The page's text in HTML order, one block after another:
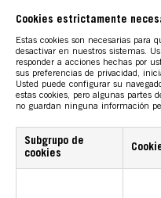
Cookies estrictamente
Estas cookies son necesarias para
desactivar en nuestros sistemas.
responder a acciones hechas por
sus preferencias de privacidad,
Usted puede configurar su
estas cookies, pero algunas partes
no guardan ninguna información
Subgrupo de
cookies